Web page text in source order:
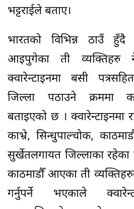
भट्टराईले बताए।
भारतको विभिन्न ठाउँ हुँदै
आइपुगेका ती व्यक्तिहरु
क्वारेन्टाइनमा बसी
जिल्ला पठाउने क्रममा
बताइएको छ ।
काभ्रे, सिन्धुपाल्चोक,
सुर्खेतलगायत जिल्लाका
काठमाडौँ आएका ती
गर्नुपर्ने भएकाले